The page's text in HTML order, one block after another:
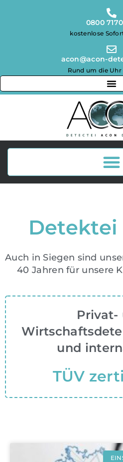
0800
kostenlose
acon@acon-
Rund um die
Detektei
Auch in Siegen sind
40 Jahren für unsere
Privat-
und
TÜV